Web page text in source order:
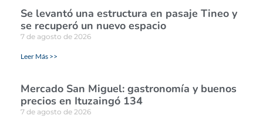
Se levantó una estructura en pasaje Tineo y
se recuperó un nuevo espacio
7 de agosto de 2026
Leer Más >>
Mercado San Miguel: gastronomía y buenos
precios en Ituzaingó 134
7 de agosto de 2026